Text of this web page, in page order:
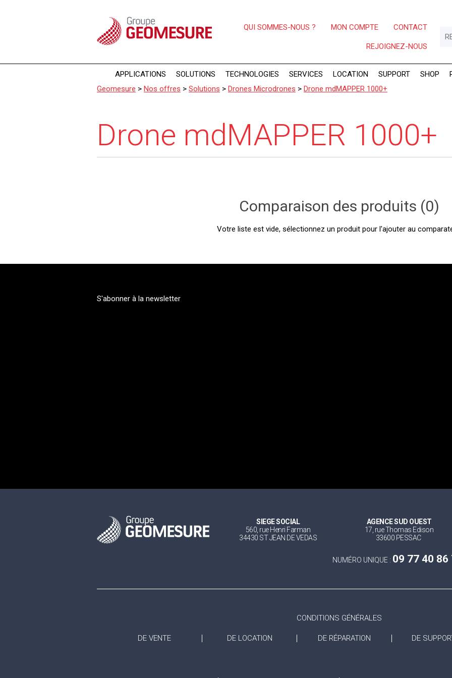
QUI SOMMES-NOUS ? MON COMPTE CONTACT
REJOIGNEZ-NOUS
APPLICATIONS SOLUTIONS TECHNOLOGIES SERVICES LOCATION SUPPORT SHOP
Geomesure > Nos offres > Solutions > Drones Microdrones > Drone mdMAPPER 1000+
Drone mdMAPPER 1000+
Comparaison des produits (0)
Votre liste est vide, sélectionnez un produit pour l'ajouter au
S'abonner à la newsletter
SIEGE SOCIAL
560, rue Henri Farman
34430 ST JEAN DE VEDAS
AGENCE SUD OUEST
17, rue Thomas Edison
33600 PESSAC
NUMÉRO UNIQUE : 09 77 40 86
CONDITIONS GÉNÉRALES
DE VENTE DE LOCATION DE RÉPARATION DE